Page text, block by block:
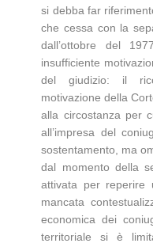
si debba far
che cessa con la
dall’ottobre del
insufficiente
del giudizio: il
motivazione della
alla circostanza per
all’impresa del
sostentamento, ma
dal momento della
attivata per reperire
mancata
economica dei
territoriale si è